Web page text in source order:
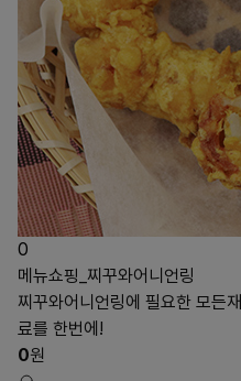
0
메뉴쇼핑_찌꾸와어니언링
찌꾸와어니언링에 필요한 모든재
료를 한번에!
0원